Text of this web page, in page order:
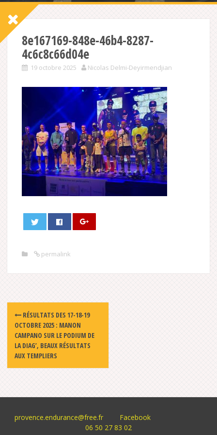
8e167169-848e-46b4-8287-
4c6c8c66d04e
19 octobre 2025 Nicolas Delmi-Deyirmendjian
permalink
Post
navigation
RÉSULTATS DES 17-18-19
OCTOBRE 2025 : MANON
CAMPANO SUR LE PODIUM DE
LA DIAG’, BEAUX RÉSULTATS
AUX TEMPLIERS
provence.endurance@free.fr
Facebook
06 50 27 83 02